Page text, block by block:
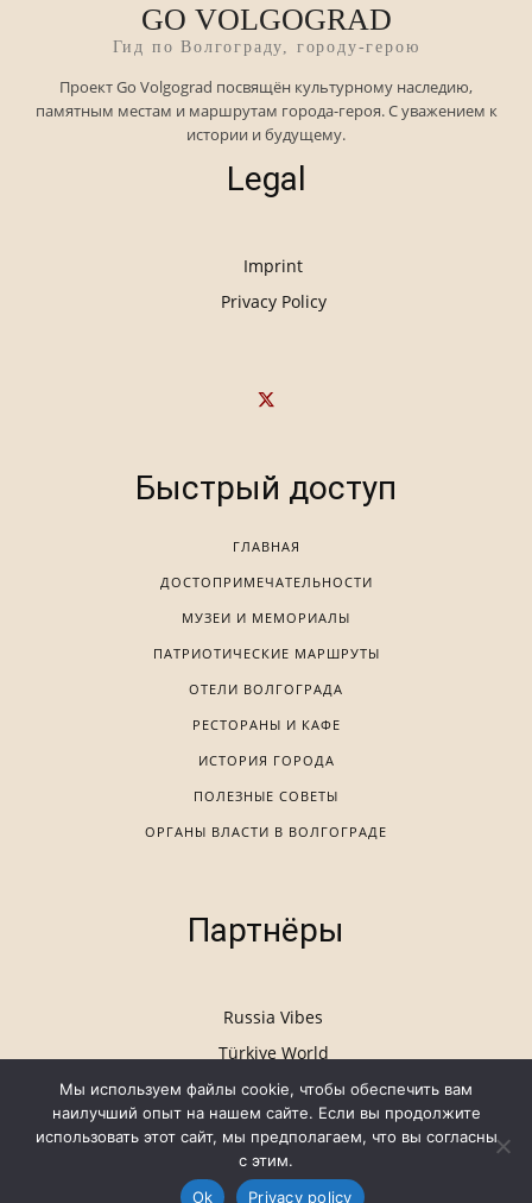
Мы используем файлы cookie, чтобы обеспечить вам
наилучший опыт на нашем сайте. Если вы продолжите
использовать этот сайт, мы предполагаем, что вы согласны
с этим.
Ok
Privacy policy